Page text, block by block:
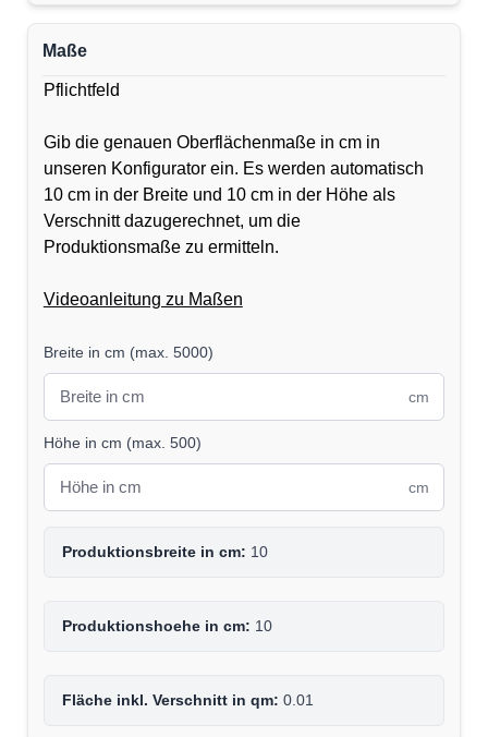
Maße
Pflichtfeld
Gib die genauen Oberflächenmaße in cm in
unseren Konfigurator ein. Es werden automatisch
10 cm in der Breite und 10 cm in der Höhe als
Verschnitt dazugerechnet, um die
Produktionsmaße zu ermitteln.
Videoanleitung zu Maßen
Breite in cm (max. 5000)
cm
Höhe in cm (max. 500)
cm
Produktionsbreite in cm: 10
Produktionshoehe in cm: 10
Fläche inkl. Verschnitt in qm: 0.01